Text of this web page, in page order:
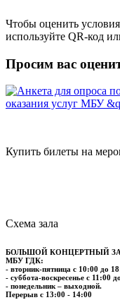
Чтобы оценить
используйте QR-код
Просим вас
Купить билеты на
Схема зала
БОЛЬШОЙ КОНЦЕРТНЫЙ
МБУ ГДК:
- вторник-пятница с 10:00 до
- суббота-воскресенье с 11:00
- понедельник – выходной.
Перерыв с 13:00 - 14:00